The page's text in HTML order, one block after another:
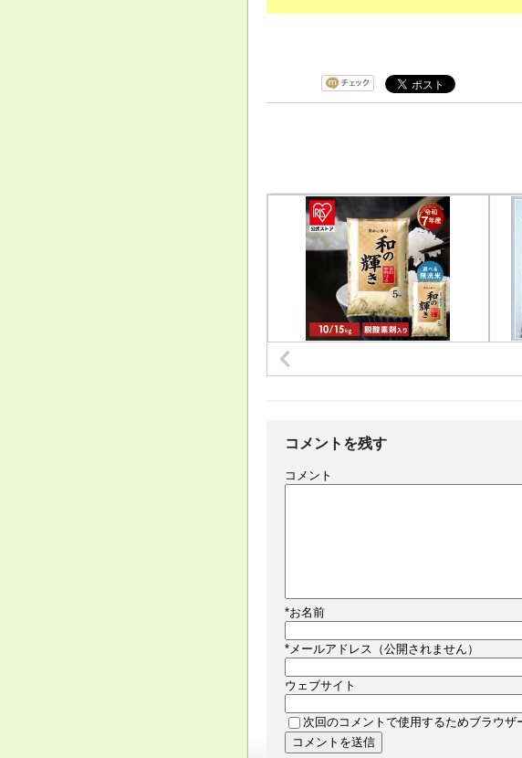
コメントを残す
コメント
*お名前
*メールアドレス（公開されません）
ウェブサイト
次回のコメントで使用するためブラウザ